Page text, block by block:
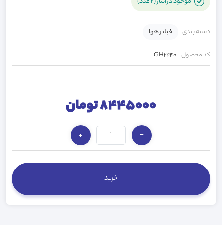
دسته بندی فیلتر هوا
کد محصول GH2440
8445000 تومان
−
+